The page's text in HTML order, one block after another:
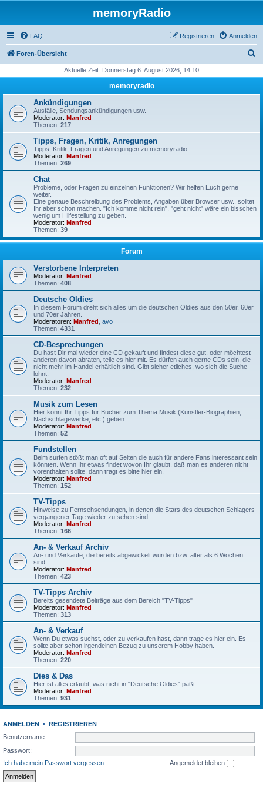
memoryRadio
FAQ Anmelden
Registrieren
Foren-Übersicht
h
Aktuelle Zeit: Donnerstag 6. August 2026, 14:10
memoryradio
Ankündigungen
Ausfälle, Sendungsankündigungen usw.
Moderator: Manfred
Themen: 217
Tipps, Fragen, Kritik, Anregungen
Tipps, Kritik, Fragen und Anregungen zu memoryradio
Moderator: Manfred
Themen: 269
Chat
Probleme, oder Fragen zu einzelnen Funktionen? Wir helfen Euch gerne
weiter.
Eine genaue Beschreibung des Problems, Angaben über Browser usw., solltet
Ihr aber schon machen. "Ich komme nicht rein", "geht nicht" wäre ein bisschen
wenig um Hilfestellung zu geben.
Moderator: Manfred
Themen: 39
Forum
Verstorbene Interpreten
Moderator: Manfred
Themen: 408
Deutsche Oldies
In diesem Forum dreht sich alles um die deutschen Oldies aus den 50er, 60er
und 70er Jahren.
Moderatoren: Manfred avo
Themen: 4331
CD-Besprechungen
Du hast Dir mal wieder eine CD gekauft und findest diese gut, oder möchtest
anderen davon abraten, teile es hier mit. Es dürfen auch gerne CDs sein, die
nicht mehr im Handel erhältlich sind. Gibt sicher etliches, wo sich die Suche
lohnt.
Moderator: Manfred
Themen: 232
Musik zum Lesen
Hier könnt Ihr Tipps für Bücher zum Thema Musik (Künstler-Biographien,
Nachschlagewerke, etc.) geben.
Moderator: Manfred
Themen: 52
Fundstellen
Beim surfen stößt man oft auf Seiten die auch für andere Fans interessant sein
könnten. Wenn Ihr etwas findet wovon Ihr glaubt, daß man es anderen nicht
vorenthalten sollte, dann tragt es bitte hier ein.
Moderator: Manfred
Themen: 152
TV-Tipps
Hinweise zu Fernsehsendungen, in denen die Stars des deutschen Schlagers
vergangener Tage wieder zu sehen sind.
Moderator: Manfred
Themen: 166
An- & Verkauf Archiv
An- und Verkäufe, die bereits abgewickelt wurden bzw. älter als 6 Wochen
sind.
Moderator: Manfred
Themen: 423
TV-Tipps Archiv
Bereits gesendete Beiträge aus dem Bereich "TV-Tipps"
Moderator: Manfred
Themen: 313
An- & Verkauf
Wenn Du etwas suchst, oder zu verkaufen hast, dann trage es hier ein. Es
sollte aber schon irgendeinen Bezug zu unserem Hobby haben.
Moderator: Manfred
Themen: 220
Dies & Das
Hier ist alles erlaubt, was nicht in "Deutsche Oldies" paßt.
Moderator: Manfred
Themen: 931
ANMELDEN • REGISTRIEREN
Benutzername:
Passwort:
Ich habe mein Passwort vergessen
Angemeldet bleiben